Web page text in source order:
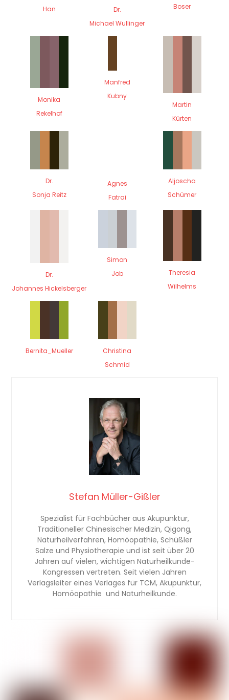
Han
Dr.
Michael Wullinger
Boser
Monika
Rekelhof
Manfred
Kubny
Martin
Kürten
Dr.
Sonja Reitz
Agnes
Fatrai
Aljoscha
Schümer
Dr.
Johannes Hickelsberger
Simon
Job
Theresia
Wilhelms
Bernita_Mueller
Christina
Schmid
Stefan Müller-Gißler
Spezialist für Fachbücher aus Akupunktur,
Traditioneller Chinesischer Medizin, Qigong,
Naturheilverfahren, Homöopathie, Schüßler
Salze und Physiotherapie und ist seit über 20
Jahren auf vielen, wichtigen Naturheilkunde-
Kongressen vertreten. Seit vielen Jahren
Verlagsleiter eines Verlages für TCM, Akupunktur,
Homöopathie und Naturheilkunde.